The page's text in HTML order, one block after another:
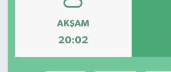
AKŞAM
20:02